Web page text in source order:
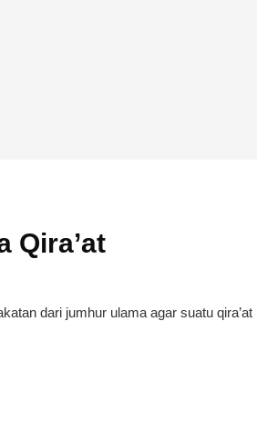
Qira’at
dari jumhur ulama agar suatu